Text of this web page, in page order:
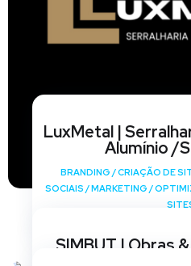
LuxMetal |
Alumínio /
BRANDING /CRIAÇÃO DE
SOCIAIS /MARKETING /
SIMBUT | Obras